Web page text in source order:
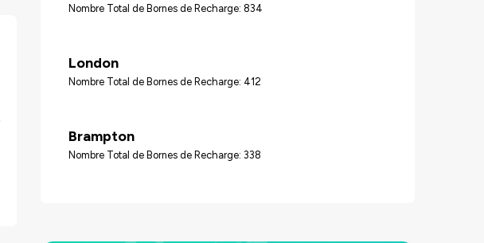
Nombre Total de Bornes de Recharge: 834
London
Nombre Total de Bornes de Recharge: 412
Brampton
Nombre Total de Bornes de Recharge: 338